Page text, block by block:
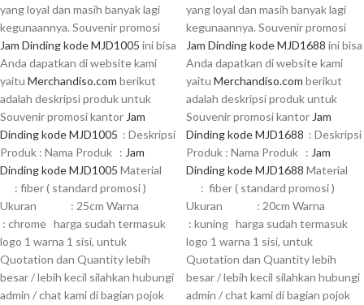
yang loyal dan masih banyak lagi
kegunaannya. Souvenir promosi
Jam Dinding kode MJD1005 ini bisa
Anda dapatkan di website kami
yaitu Merchandiso.com berikut
adalah deskripsi produk untuk
Souvenir promosi kantor Jam
Dinding kode MJD1005 : Deskripsi
Produk : Nama Produk : Jam
Dinding kode MJD1005 Material
: fiber ( standard promosi )
Ukuran : 25cm Warna
: chrome harga sudah termasuk
logo 1 warna 1 sisi, untuk
Quotation dan Quantity lebih
besar / lebih kecil silahkan hubungi
admin / chat kami di bagian pojok
yang loyal dan masih banyak lagi
kegunaannya. Souvenir promosi
Jam Dinding kode MJD1688 ini bisa
Anda dapatkan di website kami
yaitu Merchandiso.com berikut
adalah deskripsi produk untuk
Souvenir promosi kantor Jam
Dinding kode MJD1688 : Deskripsi
Produk : Nama Produk : Jam
Dinding kode MJD1688 Material
: fiber ( standard promosi )
Ukuran : 20cm Warna
: kuning harga sudah termasuk
logo 1 warna 1 sisi, untuk
Quotation dan Quantity lebih
besar / lebih kecil silahkan hubungi
admin / chat kami di bagian pojok